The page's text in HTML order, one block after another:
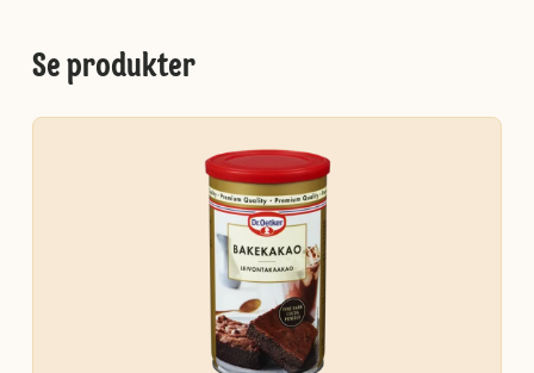
Se produkter